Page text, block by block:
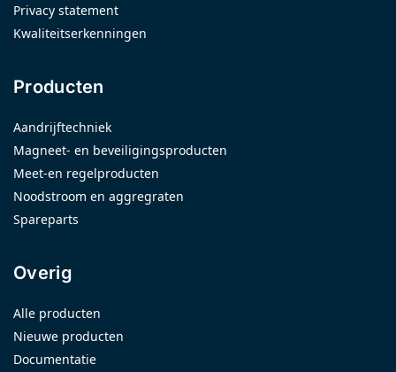
Privacy statement
Kwaliteitserkenningen
Producten
Aandrijftechniek
Magneet- en beveiligingsproducten
Meet-en regelproducten
Noodstroom en aggregraten
Spareparts
Overig
Alle producten
Nieuwe producten
Documentatie